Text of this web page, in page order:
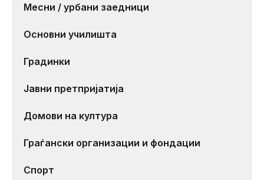
Месни / урбани заедници
Основни училишта
Градинки
Јавни претпријатија
Домови на култура
Граѓански организации и фондации
Спорт